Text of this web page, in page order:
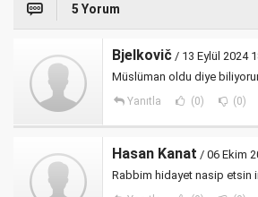
5 Yorum
Bjelkovič / 13 Eylül 2024
Müslüman oldu diye
Yanıtla (0) (0)
Hasan Kanat / 06 Ekim
Rabbim hidayet nasip etsin